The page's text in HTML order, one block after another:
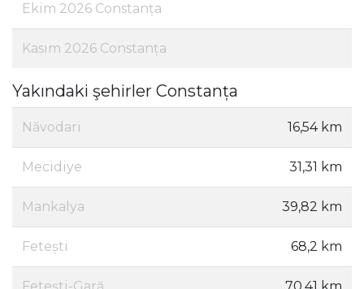
Ekim 2026 Constanța
Kasım 2026 Constanța
Yakındaki şehirler Constanța
Năvodari 16,54 km
Mecidiye 31,31 km
Mankalya 39,82 km
Fetești 68,2 km